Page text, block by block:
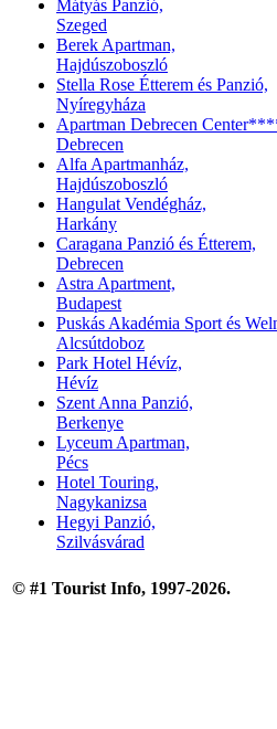
Mátyás Panzió,
Szeged
Berek Apartman,
Hajdúszoboszló
Stella Rose Étterem és Panzió,
Nyíregyháza
Apartman Debrecen
Debrecen
Alfa Apartmanház,
Hajdúszoboszló
Hangulat Vendégház,
Harkány
Caragana Panzió és Étterem,
Debrecen
Astra Apartment,
Budapest
Puskás Akadémia Sport és
Alcsútdoboz
Park Hotel Hévíz,
Hévíz
Szent Anna Panzió,
Berkenye
Lyceum Apartman,
Pécs
Hotel Touring,
Nagykanizsa
Hegyi Panzió,
Szilvásvárad
© #1 Tourist Info, 1997-2026.